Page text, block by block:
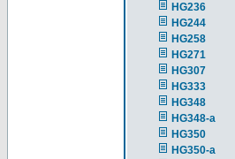
HG236
HG244
HG258
HG271
HG307
HG333
HG348
HG348-a
HG350
HG350-a